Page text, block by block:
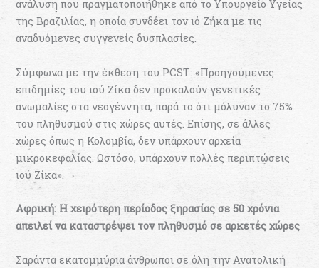
ανάλυση που πραγματοποιήθηκε από το Υπουργείο Υγείας
της Βραζιλίας, η οποία συνδέει τον ιό Ζήκα με τις
αναδυόμενες συγγενείς δυσπλασίες.
Σύμφωνα με την έκθεση του PCST: «Προηγούμενες
επιδημίες του ιού Ζίκα δεν προκαλούν γενετικές
ανωμαλίες στα νεογέννητα, παρά το ότι μόλυναν το 75%
του πληθυσμού στις χώρες αυτές. Επίσης, σε άλλες
χώρες όπως η Κολομβία, δεν υπάρχουν αρχεία
μικροκεφαλίας. Ωστόσο, υπάρχουν πολλές περιπτώσεις
ιού Ζίκα».
Αφρική: Η χειρότερη περίοδος ξηρασίας σε 50 χρόνια
απειλεί να καταστρέψει τον πληθυσμό σε αρκετές χώρες
Σαράντα εκατομμύρια άνθρωποι σε όλη την Ανατολική